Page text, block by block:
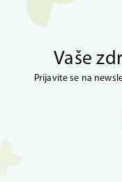
Vaše
Prijavite se na